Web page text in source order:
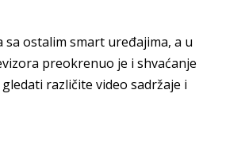
ostalim smart uređajima, a u
preokrenuo je i shvaćanje
različite video sadržaje i